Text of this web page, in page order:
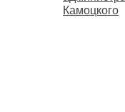
Камоцкого